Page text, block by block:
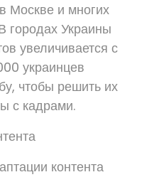
Москве и многих
городах Украины
увеличивается с
украинцев
чтобы решить их
с кадрами.
контента